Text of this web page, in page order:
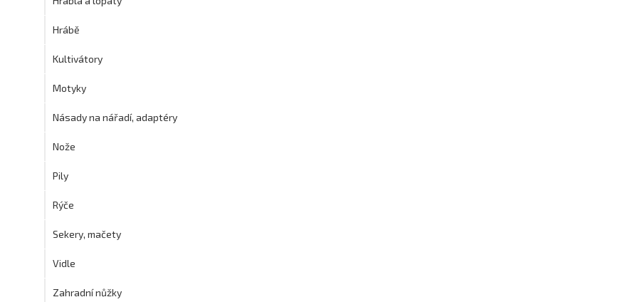
Hrábě
Kultivátory
Motyky
Násady na nářadí, adaptéry
Nože
Pily
Rýče
Sekery, mačety
Vidle
Zahradní nůžky